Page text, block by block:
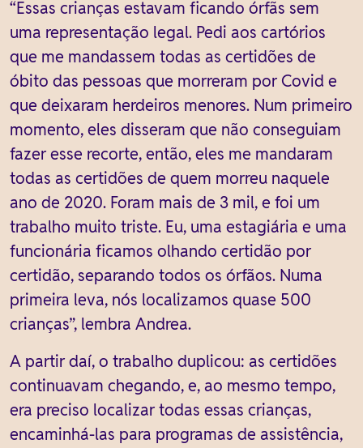
“Essas crianças estavam ficando órfãs sem
uma representação legal. Pedi aos cartórios
que me mandassem todas as certidões de
óbito das pessoas que morreram por Covid e
que deixaram herdeiros menores. Num primeiro
momento, eles disseram que não conseguiam
fazer esse recorte, então, eles me mandaram
todas as certidões de quem morreu naquele
ano de 2020. Foram mais de 3 mil, e foi um
trabalho muito triste. Eu, uma estagiária e uma
funcionária ficamos olhando certidão por
certidão, separando todos os órfãos. Numa
primeira leva, nós localizamos quase 500
crianças”, lembra Andrea.
A partir daí, o trabalho duplicou: as certidões
continuavam chegando, e, ao mesmo tempo,
era preciso localizar todas essas crianças,
encaminhá-las para programas de assistência,